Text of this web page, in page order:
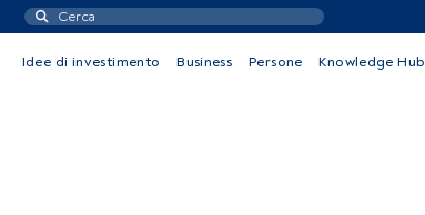
Idee di investimento Business Persone Knowledge Hub